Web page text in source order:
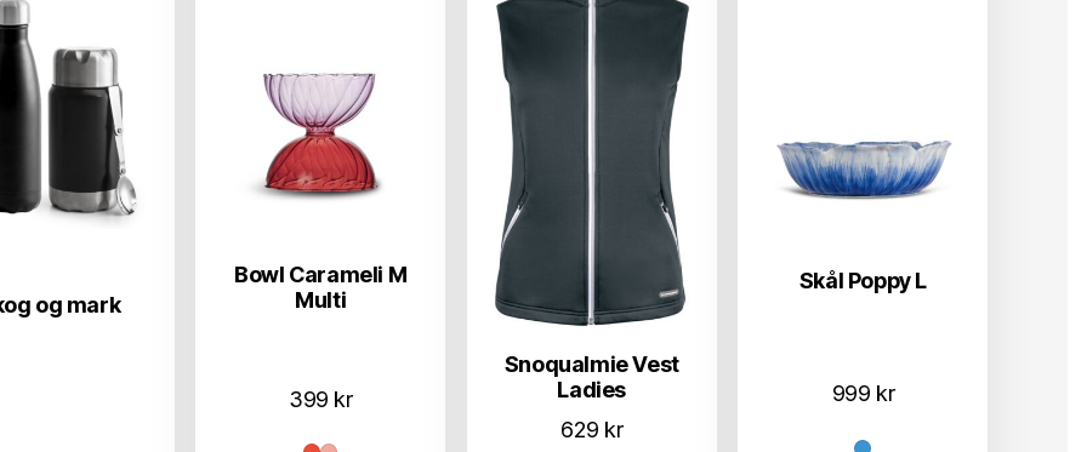
og mark
Bowl Carameli M
Multi
399 kr
Snoqualmie Vest
Ladies
629 kr
Skål Poppy L
999 kr